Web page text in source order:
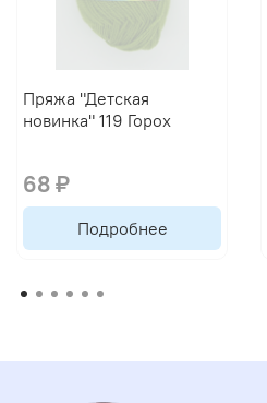
Пряжа "Детская
новинка" 119 Горох
68 ₽
Подробнее